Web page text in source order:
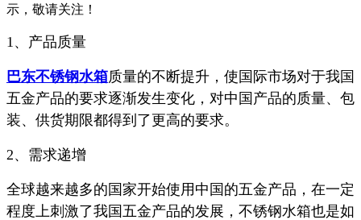
示，敬请关注！
1、产品质量
巴东不锈钢水箱质量的不断提升，使国际市场对于我国
五金产品的要求逐渐发生变化，对中国产品的质量、包
装、供货期限都得到了更高的要求。
2、需求递增
全球越来越多的国家开始使用中国的五金产品，在一定
程度上刺激了我国五金产品的发展，不锈钢水箱也是如